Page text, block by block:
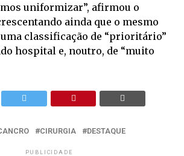
uniformizar”, afirmou o
ainda que o mesmo
classificação de “prioritário”
hospital e, noutro, de “muito
CIRURGIA DESTAQUE
PUBLICIDADE